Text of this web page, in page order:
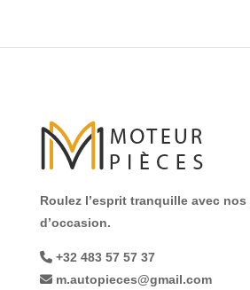
Roulez l’esprit tranquille avec
d’occasion.
+32 483 57 57 37
m.autopieces@gmail.com